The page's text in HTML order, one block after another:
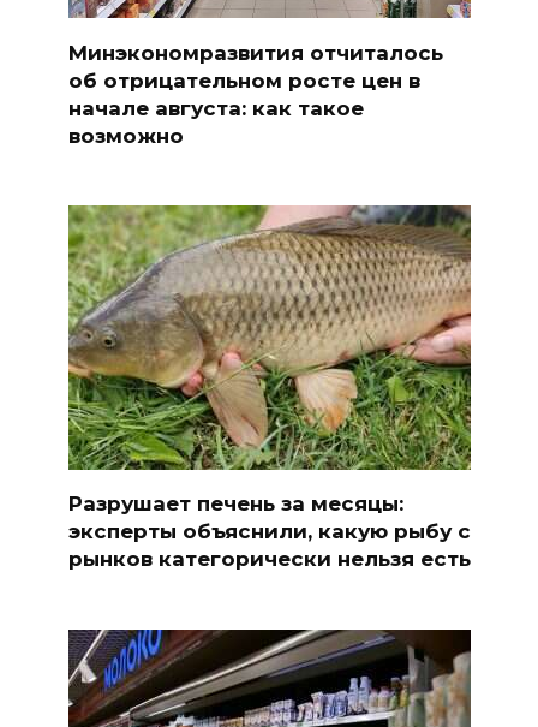
Минэкономразвития отчиталось
об отрицательном росте цен в
начале августа: как такое
возможно
Разрушает печень за месяцы:
эксперты объяснили, какую рыбу с
рынков категорически нельзя есть